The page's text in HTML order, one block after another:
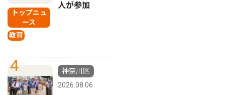
トップニュ
ース
教育
人が参加
4
神奈川区
2026.08.06